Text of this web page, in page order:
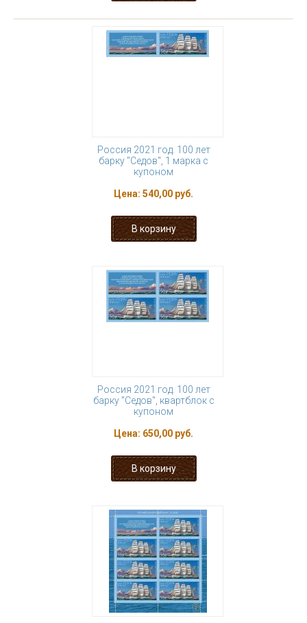
Россия 2021 год. 100 лет
барку "Седов", 1 марка с
купоном
Цена: 540,00 руб.
Россия 2021 год. 100 лет
барку "Седов", квартблок с
купоном
Цена: 650,00 руб.